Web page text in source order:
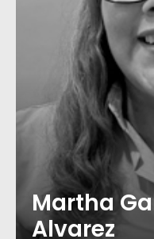
Martha
Alvarez